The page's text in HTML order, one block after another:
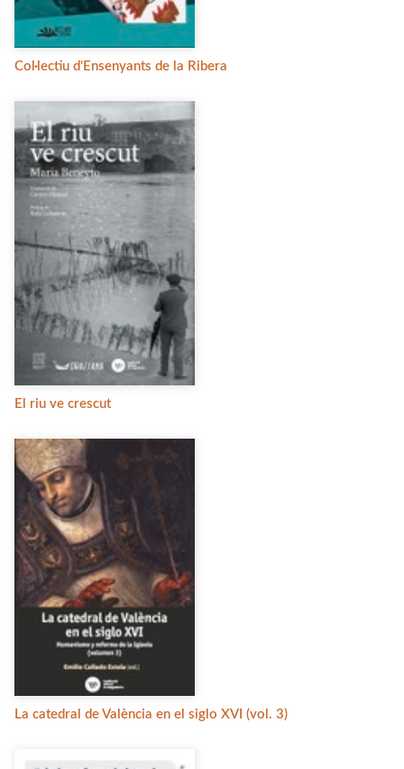
Col·lectiu d'Ensenyants de la Ribera
El riu ve crescut
La catedral de València en el siglo XVI (vol. 3)